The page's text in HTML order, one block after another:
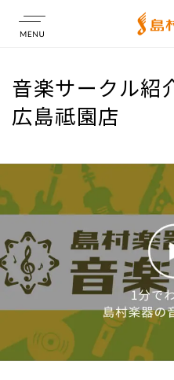
店舗情報
音楽サークル紹
広島祗園店